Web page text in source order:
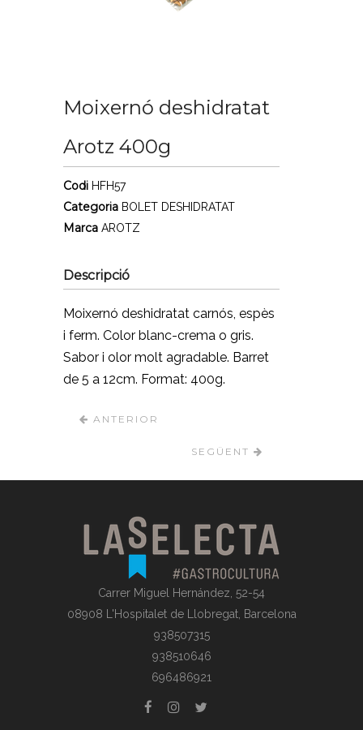
Moixernó deshidratat
Arotz 400g
Codi HFH57
Categoria BOLET DESHIDRATAT
MarcaAROTZ
Descripció
Moixernó deshidratat carnós, espès
i ferm. Color blanc-crema o gris.
Sabor i olor molt agradable. Barret
de 5 a 12cm. Format: 400g.
ANTERIOR
SEGÜENT
Carrer Miguel Hernández, 52-54
08908 L'Hospitalet de Llobregat, Barcelona
938507315
938510646
696486921